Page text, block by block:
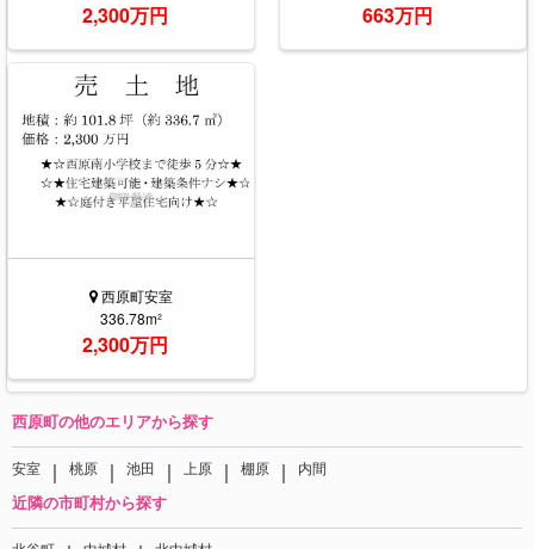
2,300万円 663万円
西原町安室
336.78m²
2,300万円
西原町の他のエリアから探す
安室 ｜ 桃原 ｜ 池田 ｜ 上原 ｜ 棚原 ｜ 内間
近隣の市町村から探す